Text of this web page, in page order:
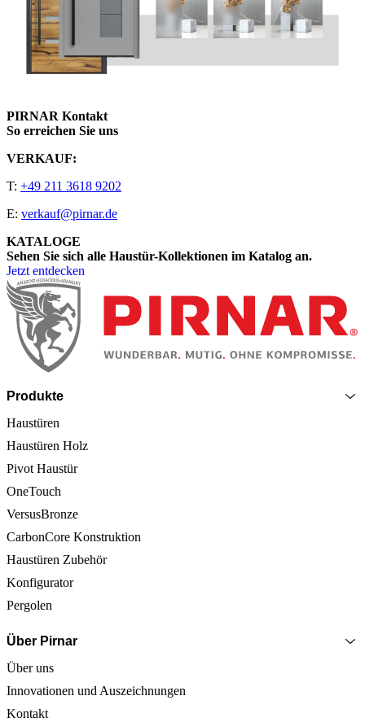
PIRNAR Kontakt
So erreichen Sie uns
VERKAUF:
T: +49 211 3618 9202
E: verkauf@pirnar.de
KATALOGE
Sehen Sie sich alle Haustür-Kollektionen im Katalog an.
Jetzt entdecken
Seitenfooter
Produkte
Haustüren
Haustüren Holz
Pivot Haustür
OneTouch
VersusBronze
CarbonCore Konstruktion
Haustüren Zubehör
Konfigurator
Pergolen
Über Pirnar
Über uns
Innovationen und Auszeichnungen
Kontakt